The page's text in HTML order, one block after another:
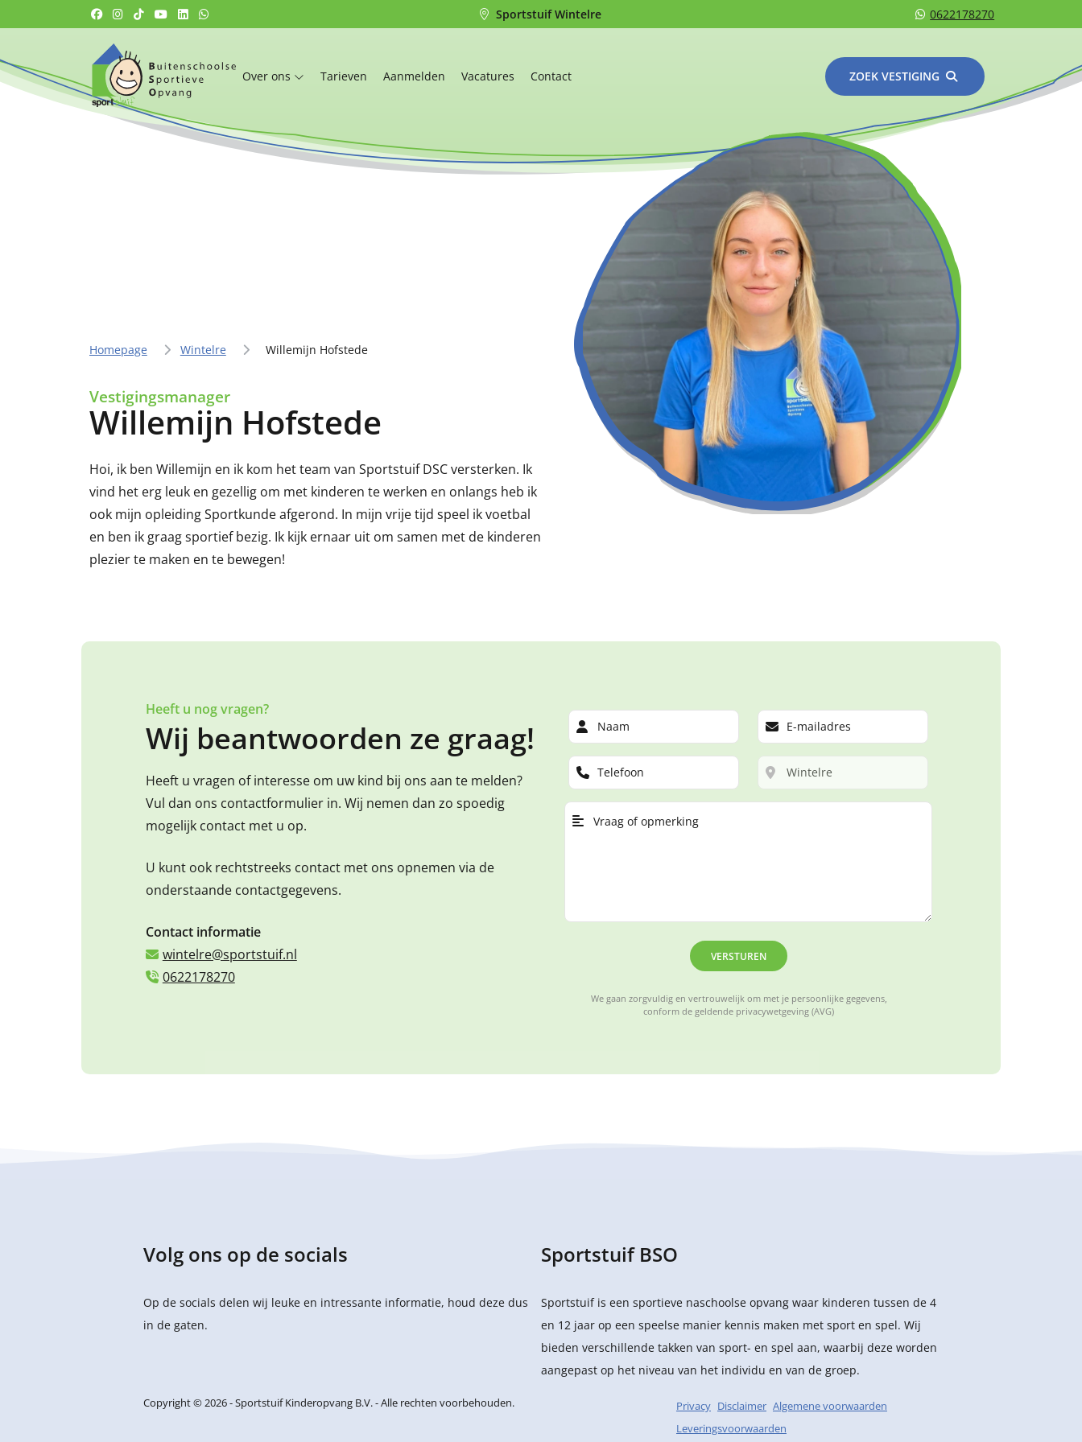
Sportstuif Wintelre 0622178270
Over ons Tarieven Aanmelden Vacatures Contact ZOEK VESTIGING
Homepage Wintelre Willemijn Hofstede
Vestigingsmanager
Willemijn Hofstede
Hoi, ik ben Willemijn en ik kom het team van Sportstuif DSC versterken. Ik
vind het erg leuk en gezellig om met kinderen te werken en onlangs heb ik
ook mijn opleiding Sportkunde afgerond. In mijn vrije tijd speel ik voetbal
en ben ik graag sportief bezig. Ik kijk ernaar uit om samen met de kinderen
plezier te maken en te bewegen!
Heeft u nog vragen?
Wij beantwoorden ze graag!
Heeft u vragen of interesse om uw kind bij ons aan te melden?
Vul dan ons contactformulier in. Wij nemen dan zo spoedig
mogelijk contact met u op.
U kunt ook rechtstreeks contact met ons opnemen via de
onderstaande contactgegevens.
Contact informatie
wintelre@sportstuif.nl
0622178270
VERSTUREN
We gaan zorgvuldig en vertrouwelijk om met je persoonlijke gegevens,
conform de geldende privacywetgeving (AVG)
Volg ons op de socials
Op de socials delen wij leuke en intressante informatie, houd deze dus
in de gaten.
Sportstuif BSO
Sportstuif is een sportieve naschoolse opvang waar kinderen tussen de 4
en 12 jaar op een speelse manier kennis maken met sport en spel. Wij
bieden verschillende takken van sport- en spel aan, waarbij deze worden
aangepast op het niveau van het individu en van de groep.
Copyright © 2026 Sportstuif Kinderopvang B.V.- Alle rechten voorbehouden. Privacy Disclaimer Algemene voorwaarden
Leveringsvoorwaarden